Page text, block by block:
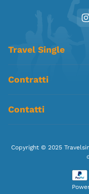
Travel Single
Contratti
Contatti
Copyright © 2025